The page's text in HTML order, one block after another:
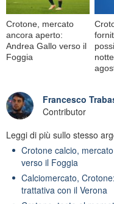
Crotone, mercato
ancora aperto:
Andrea Gallo verso il
Foggia
Francesco
Contributor
Leggi di più sullo stesso
Crotone calcio,
verso il Foggia
Calciomercato,
trattativa con il Verona